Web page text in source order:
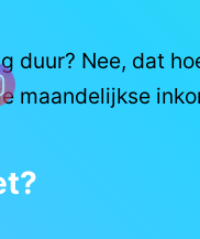
duur? Nee, dat
maandelijkse